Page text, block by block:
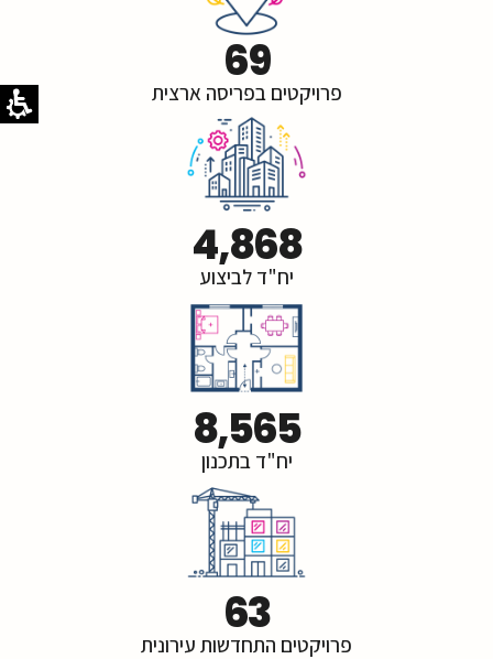
פרויקטים בפריסה ארצית
69
יח"ד לביצוע
4,868
יח"ד בתכנון
8,565
פרויקטים התחדשות עירונית
63